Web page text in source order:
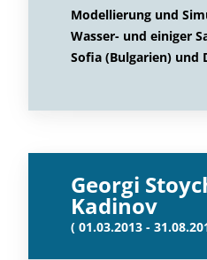
Modellierung und
Wasser- und einiger
Sofia (Bulgarien) und
Georgi
Kadinov
( 01.03.2013 -